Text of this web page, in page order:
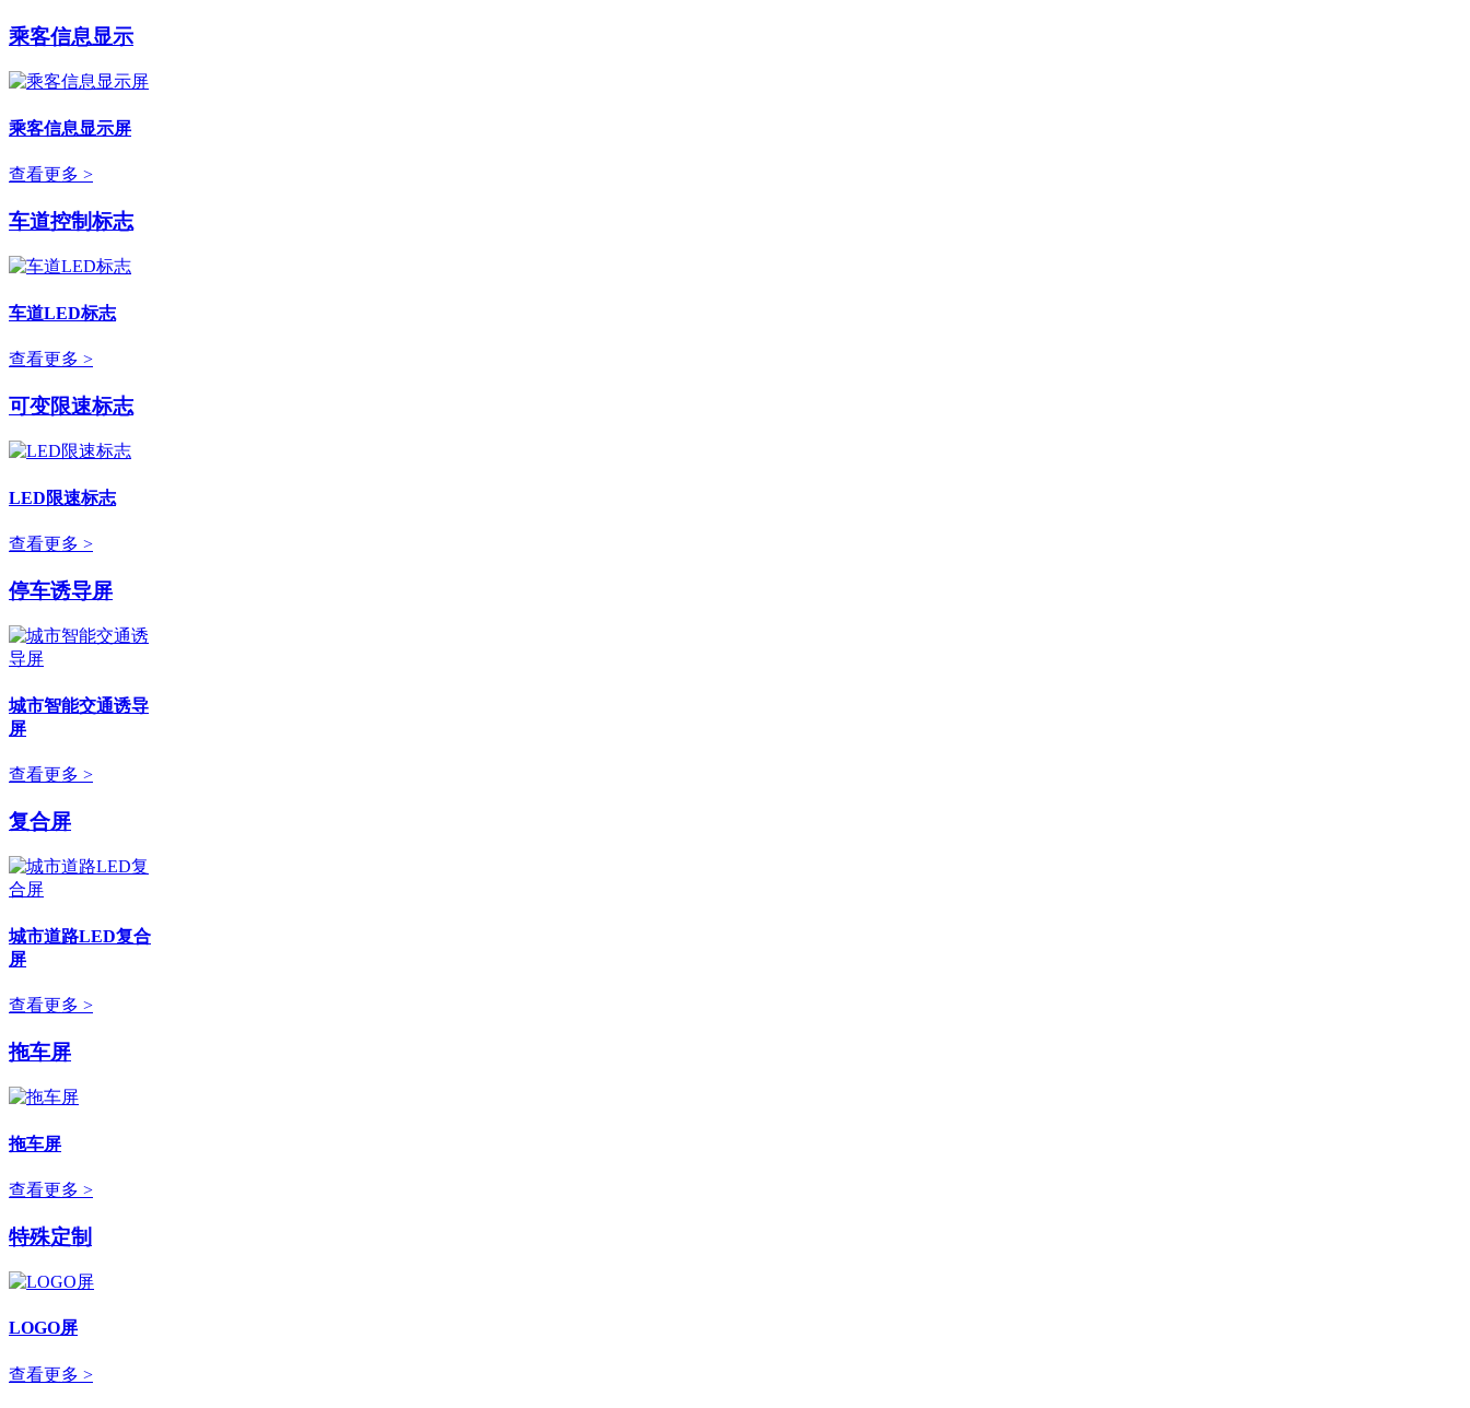
乘客信息显示
乘客信息显示屏
查看更多 >
车道控制标志
车道LED标志
查看更多 >
可变限速标志
LED限速标志
查看更多 >
停车诱导屏
城市智能交通诱导
屏
查看更多 >
复合屏
城市道路LED复合
屏
查看更多 >
拖车屏
拖车屏
查看更多 >
特殊定制
LOGO屏
查看更多 >